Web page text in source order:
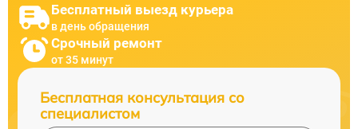
Бесплатный выезд курьера
в день обращения
Срочный ремонт
от 35 минут
Бесплатная консультация со
специалистом